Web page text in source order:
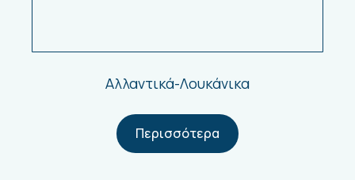
Αλλαντικά-Λουκάνικα
Περισσότερα